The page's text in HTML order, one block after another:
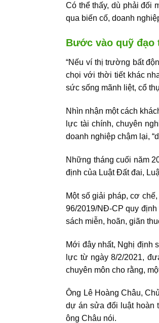
Có thể thấy, dù phải đối
qua biến cố, doanh
Bước vào quỹ đạo
“Nếu ví thị trường bất
chọi với thời tiết khác
sức sống mãnh liệt, cổ
Nhìn nhận một cách
lực tài chính, chuyên
doanh nghiệp chậm lại,
Những tháng cuối năm
định của Luật Đất đai,
Một số giải pháp, cơ
96/2019/NĐ-CP quy
sách miễn, hoãn, giãn
Mới đây nhất, Nghị định
lực từ ngày 8/2/2021,
chuyên môn cho rằng,
Ông Lê Hoàng Châu,
dự án sửa đổi luật hoàn
ông Châu nói.